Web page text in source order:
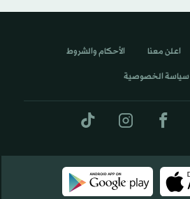
اعلن معنا الأحكام والشروط
سياسة الخصوصية